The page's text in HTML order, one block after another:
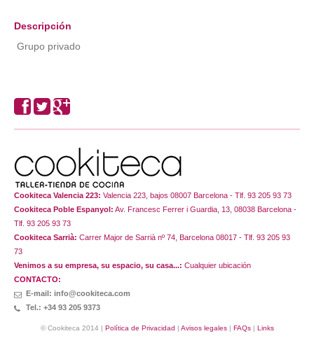
Descripción
Grupo privado
Cookiteca Valencia 223: Valencia 223, bajos 08007 Barcelona - Tlf. 93 205 93 73
Cookiteca Poble Espanyol: Av. Francesc Ferrer i Guardia, 13, 08038 Barcelona -
Tlf. 93 205 93 73
Cookiteca Sarrià: Carrer Major de Sarrià nº 74, Barcelona 08017 - Tlf. 93 205 93
73
Venimos a su empresa, su espacio, su casa...: Cualquier ubicación
CONTACTO:
E-mail: info@cookiteca.com
Tel.: +34 93 205 9373
© Cookiteca 2014 | Política de Privacidad | Avisos legales| FAQs| Links